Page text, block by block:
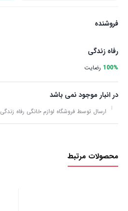
فروشنده
رفاه زندگی
100% رضایت
در انبار موجود نمی باشد
ارسال توسط فروشگاه لوازم خانگی رفاه زندگی
محصولات مرتبط